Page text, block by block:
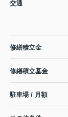
交通
修繕積立金
修繕積立基金
駐車場 / 月額